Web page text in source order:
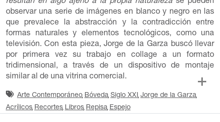
resultan en algo ajeno a la propia naturaleza se pueden
observar una serie de imágenes en blanco y negro en las
que prevalece la abstracción y la contradicción entre
formas naturales y elementos tecnológicos, como una
televisión. Con esta pieza, Jorge de la Garza buscó llevar
por primera vez su trabajo en collage a un formato
tridimensional, a través de un dispositivo de montaje
similar al de una vitrina comercial.
Arte Contemporáneo Bóveda Siglo XXI Jorge de la Garza
Acrílicos Recortes Libros Repisa Espejo